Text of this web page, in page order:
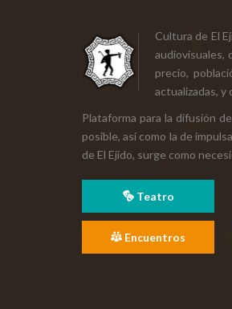
Cultura de El
audiovisuales,
precio,
actualizadas, y
Plataforma para la difusión
posible, así como la de
de El Ejido, surge como
Teatro
Encuentros